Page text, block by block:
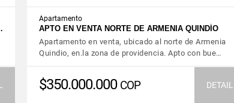
Apartamento
APTO EN VENTA NORTE DE ARMENIA QUINDÍO
Apartamento en venta, ubicado al norte de Armenia
Quindio, en.la zona de providencia. Apto con bue…
$350.000.000 COP DETAIL